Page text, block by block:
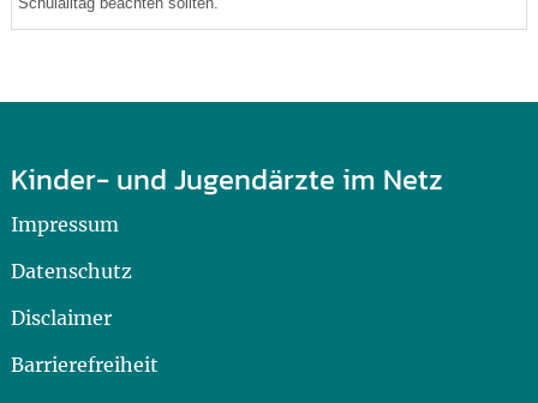
Kinder- und Jugendärzte im Netz
Impressum
Datenschutz
Disclaimer
Barrierefreiheit